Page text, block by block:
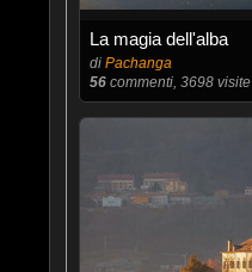
La magia dell'alba
di Pachanga
56commenti, 3698 visite